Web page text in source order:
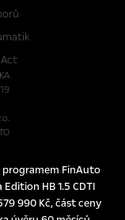
programem FinAuto
HB 1.5 CDTI
990 Kč, část ceny